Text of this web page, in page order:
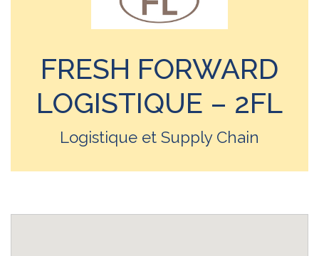
FRESH FORWARD
LOGISTIQUE – 2FL
Logistique et Supply Chain